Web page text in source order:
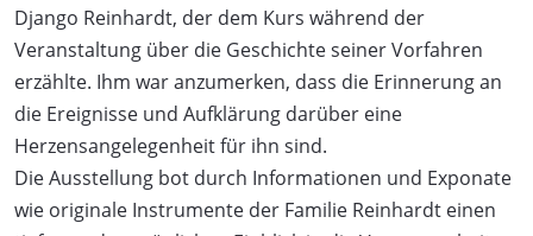
Django Reinhardt, der dem Kurs während der
Veranstaltung über die Geschichte seiner Vorfahren
erzählte. Ihm war anzumerken, dass die Erinnerung an
die Ereignisse und Aufklärung darüber eine
Herzensangelegenheit für ihn sind.
Die Ausstellung bot durch Informationen und Exponate
wie originale Instrumente der Familie Reinhardt einen